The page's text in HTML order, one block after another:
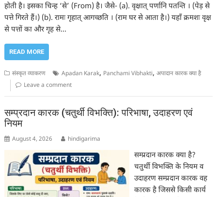
होती है। इसका चिन्ह ‘से’ (From) है। जैसे- (a). वृक्षात् पर्णानि पतन्ति । (पेड़ से
पत्ते गिरते हैं।) (b). रामः गृहात् आगच्छति । (राम घर से आता है।) यहाँ क्रमशः वृक्ष
से पत्तों का और गृह से…
READ MORE
संस्कृत व्याकरण Apadan Karak, Panchami Vibhakti,अपादान कारक क्या है
Leave a comment
सम्प्रदान कारक (चतुर्थी विभक्ति): परिभाषा, उदाहरण एवं
नियम
August 4, 2026 hindigarima
सम्प्रदान कारक क्या है?
चतुर्थी विभक्ति के नियम व
उदाहरण सम्प्रदान कारक वह
कारक है जिससे किसी कार्य